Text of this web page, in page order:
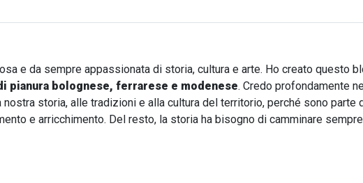
e da sempre appassionata di storia, cultura e arte. Ho creato questo
pianura bolognese, ferrarese e modenese. Credo profondamente
storia, alle tradizioni e alla cultura del territorio, perché sono
e arricchimento. Del resto, la storia ha bisogno di camminare